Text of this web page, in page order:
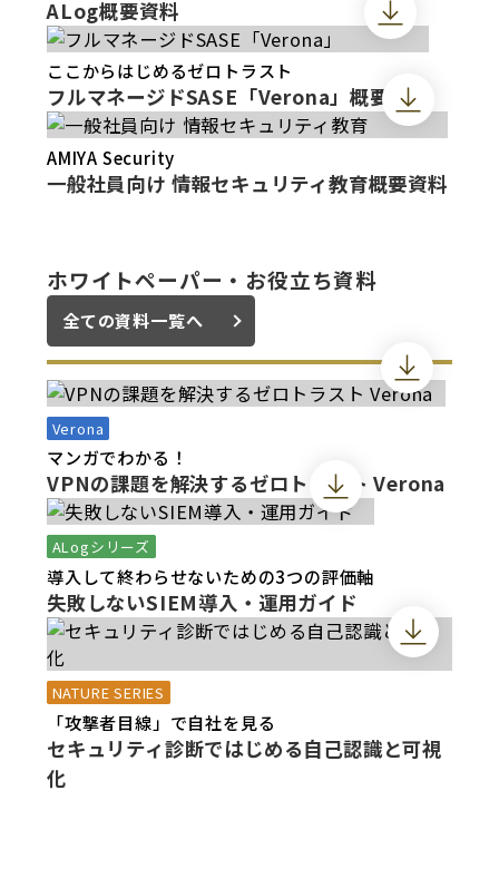
ALog概要資料
ここからはじめるゼロトラスト
フルマネージドSASE「Verona」概要資料
AMIYA Security
一般社員向け 情報セキュリティ教育概要資料
ホワイトペーパー・お役立ち資料
全ての資料一覧へ
Verona
マンガでわかる！
VPNの課題を解決するゼロトラスト Verona
ALogシリーズ
導入して終わらせないための3つの評価軸
失敗しないSIEM導入・運用ガイド
NATURE SERIES
「攻撃者目線」で自社を見る
セキュリティ診断ではじめる自己認識と可視
化